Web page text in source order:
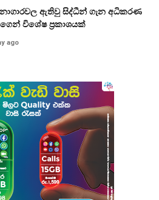
ඇතිවු සිද්ධීන් ගැන අධිකරණ
විශේෂ ප්‍රකාශයක්
ago